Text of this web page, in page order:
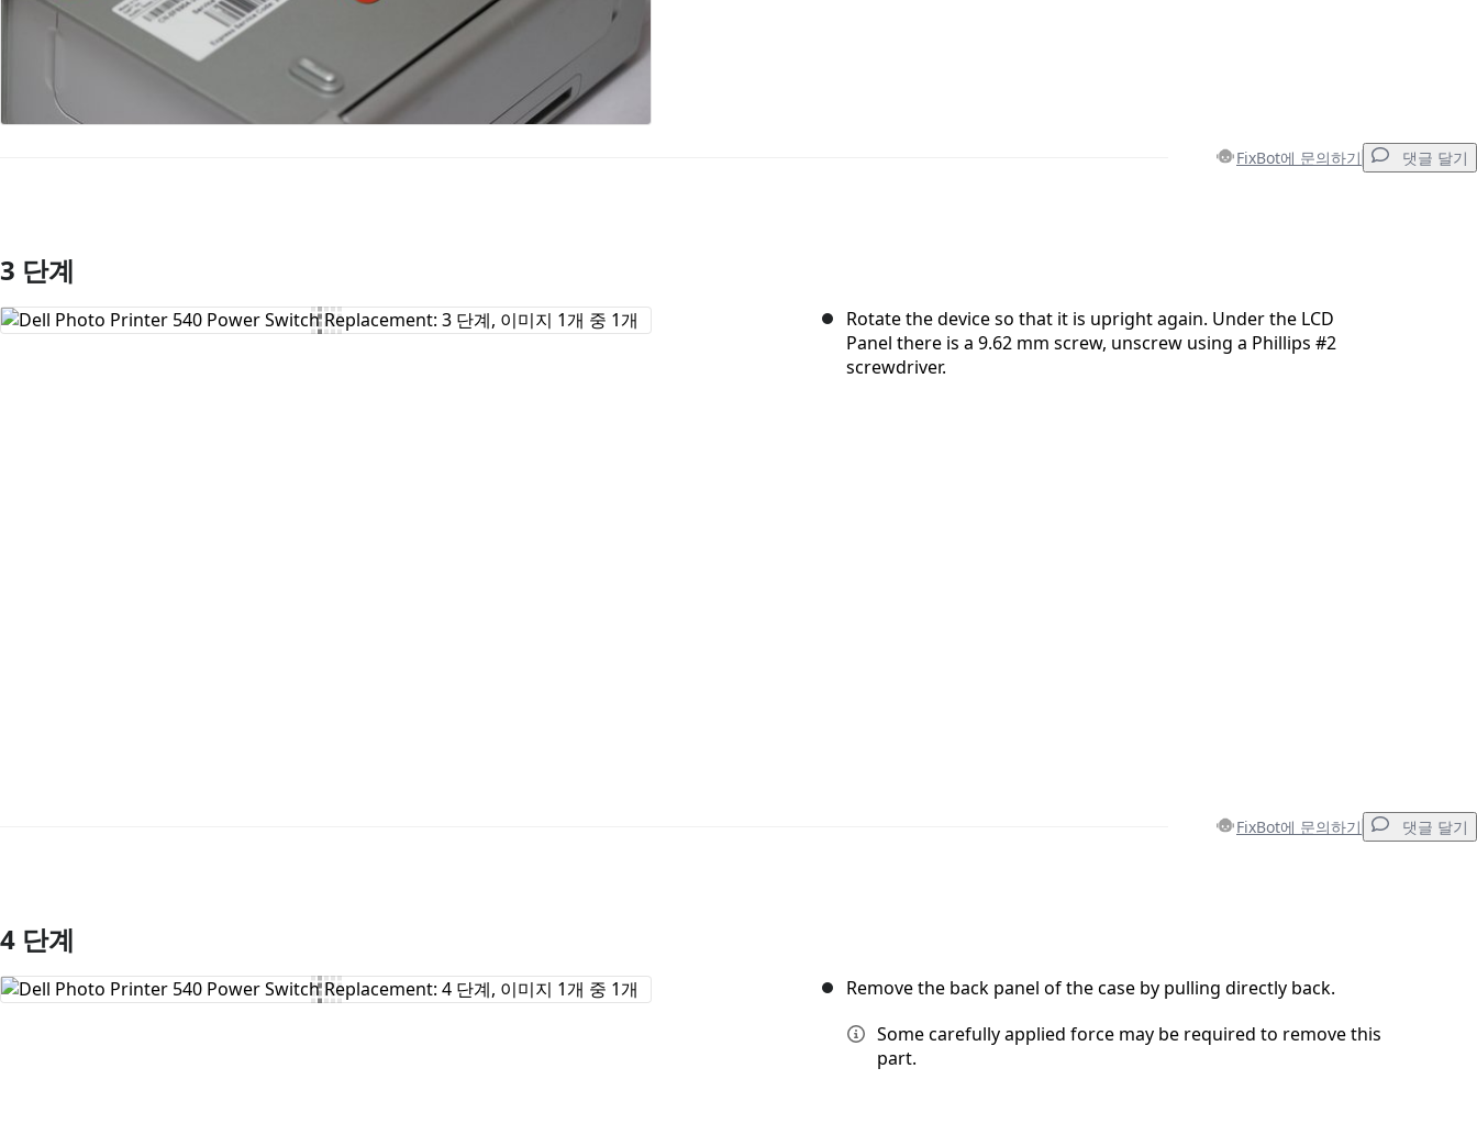
FixBot에 문의하기 댓글 달기
댓글 쓰기
3 단계
Rotate the device so that it is upright again. Under the LCD
Panel there is a 9.62 mm screw, unscrew using a Phillips #2
screwdriver.
FixBot에 문의하기 댓글 달기
댓글 쓰기
4 단계
Remove the back panel of the case by pulling directly back.
Some carefully applied force may be required to remove this
part.